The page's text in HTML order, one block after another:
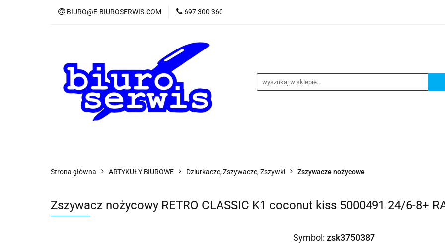
BIURO@E-BIUROSERWIS.COM 697 300 360
Strona główna ARTYKUŁY BIUROWE Dziurkacze, Zszywacze, Zszywki Zszywacze nożycowe
Zszywacz nożycowy RETRO CLASSIC K1 coconut kiss 5000491 24/6-8+
Symbol: zsk3750387